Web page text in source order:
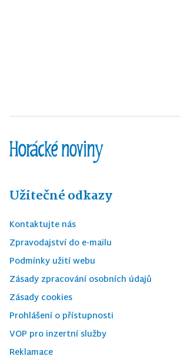
Užitečné odkazy
Kontaktujte nás
Zpravodajství do e-mailu
Podmínky užití webu
Zásady zpracování osobních údajů
Zásady cookies
Prohlášení o přístupnosti
VOP pro inzertní služby
Reklamace